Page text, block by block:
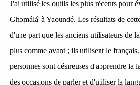
J'ai utilisé les outils les plus récents pour
Ghomálá' à Yaoundé. Les résultats de
d'une part que les anciens utilisateurs de
plus comme avant ; ils utilisent le
personnes sont désireuses d'apprendre la
des occasions de parler et d'utiliser la